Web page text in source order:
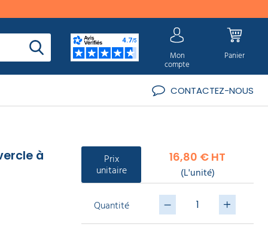
Mon
compte
Panier
CONTACTEZ-NOUS
à
Prix
unitaire
16,80 € HT
(L'unité)
Quantité